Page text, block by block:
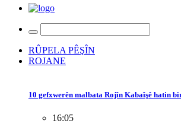
RÛPELA PÊŞÎN
ROJANE
10 gefxwerên malbata Rojîn Kabaîşê hatin
16:05